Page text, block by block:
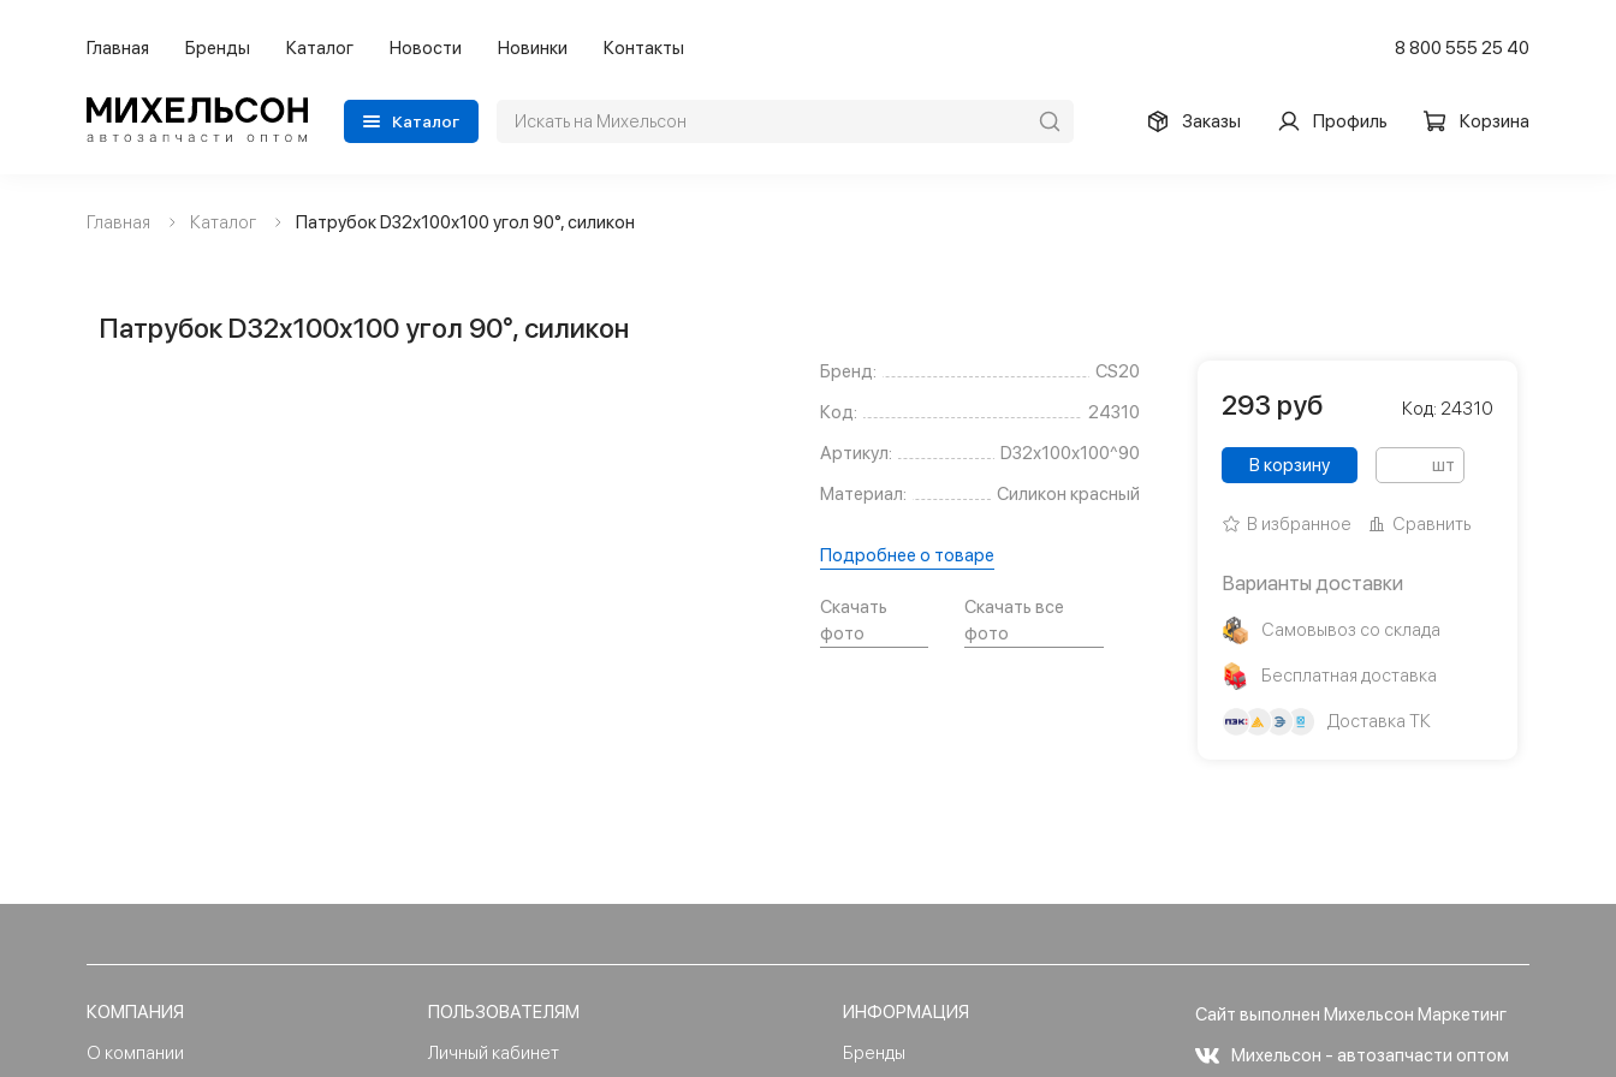
Главная Бренды Каталог Новости Новинки Контакты 8 800 555 25 40
Каталог Заказы Профиль Корзина
Применяемость
Категории автозапчастей
Главная Каталог Патрубок D32х100х100 угол 90°, силикон
Патрубок D32х100х100 угол 90°, силикон
Бренд:
CS20
Код:
24310
Артикул:
D32х100х100^90
Материал:
Силикон красный
Подробнее о товаре
Скачать
фото
Скачать все
фото
293 руб Код: 24310
В корзину шт
В избранное Сравнить
Варианты доставки
Самовывоз со склада
Бесплатная доставка
Доставка ТК
КОМПАНИЯ
О компании
ПОЛЬЗОВАТЕЛЯМ
Личный кабинет
ИНФОРМАЦИЯ
Бренды
Сайт выполнен Михельсон Маркетинг
Михельсон - автозапчасти оптом